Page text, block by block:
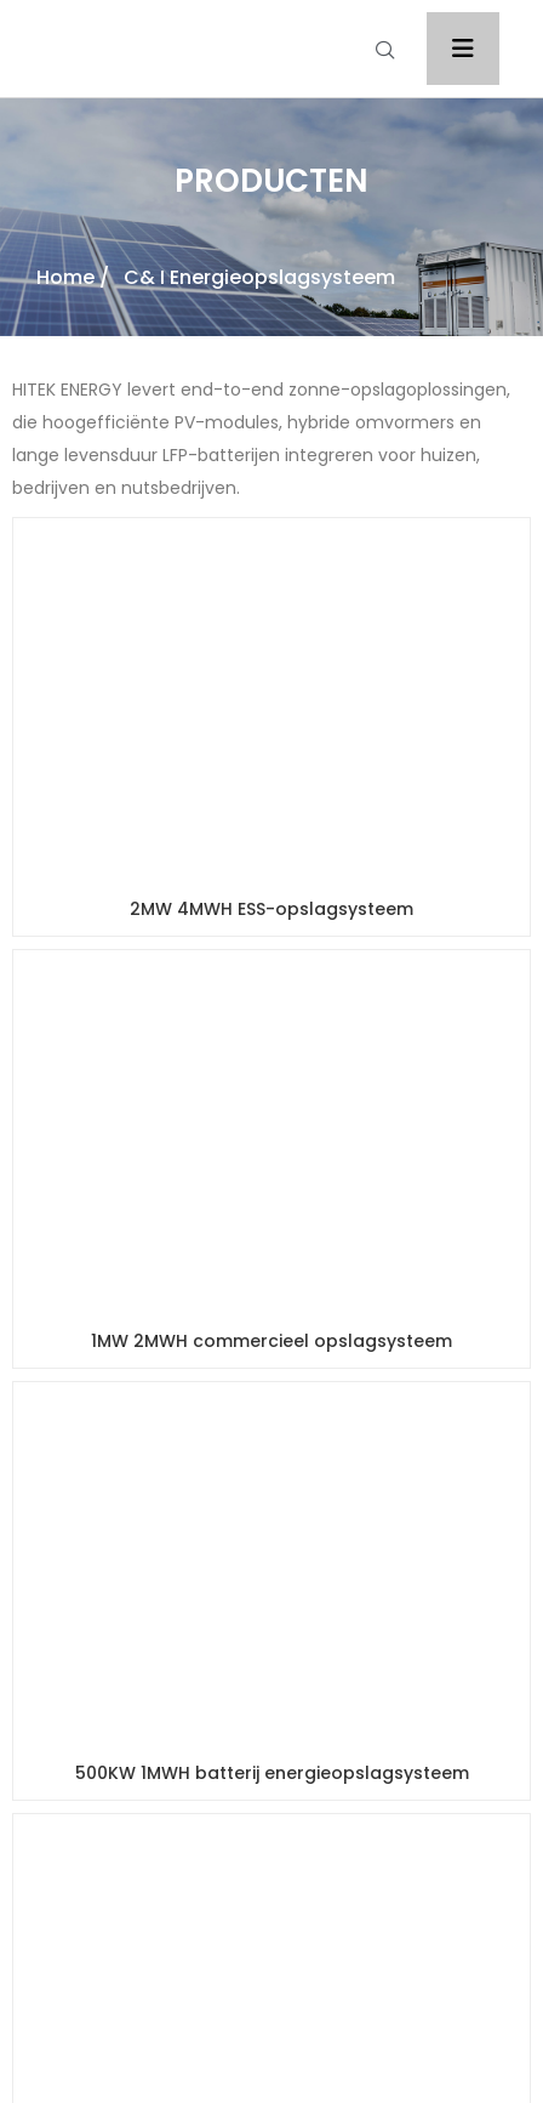
PRODUCTEN
Home/ C& I Energieopslagsysteem
HITEK ENERGY levert end-to-end zonne-opslagoplossingen,
die hoogefficiënte PV-modules, hybride omvormers en
lange levensduur LFP-batterijen integreren voor huizen,
bedrijven en nutsbedrijven.
2MW 4MWH ESS-opslagsysteem
1MW 2MWH commercieel opslagsysteem
500KW 1MWH batterij energieopslagsysteem